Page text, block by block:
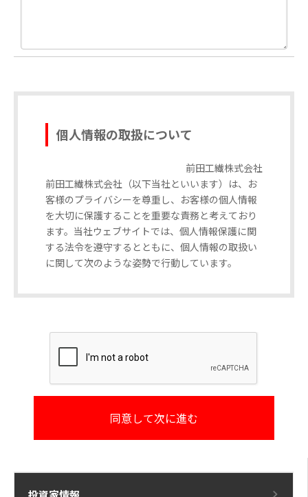
個人情報の取扱について
前田工繊株式会社
前田工繊株式会社（以下当社といいます）は、お
客様のプライバシーを尊重し、お客様の個人情報
を大切に保護することを重要な責務と考えており
ます。当社ウェブサイトでは、個人情報保護に関
する法令を遵守するとともに、個人情報の取扱い
に関して次のような姿勢で行動しています。
対し、当社が回答又は対応するため、もしくは個
人情報をご提供いただく際に予め明示するために
利用いたします。
品やサービスに関する情報のお知らせのため等に